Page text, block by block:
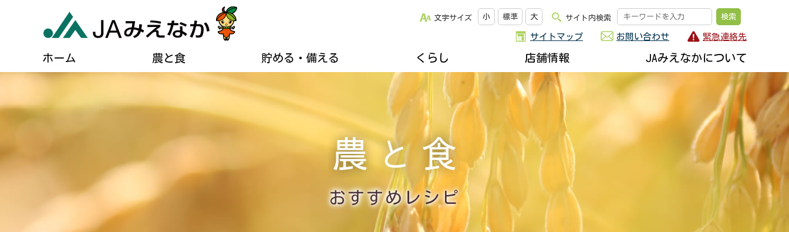
文字サイズ 小 標準 大 サイト内検索
サイトマップ お問い合わせ 緊急連絡先
ホーム
農と食
農業に関するご案内
農産物直売所のご案内
JAみえなかの特産品
楽しく家庭菜園
地域を支える生産者
郷土資料館のご案内
貯める・備える
貯める・借りる（JAバンク） ひと・いえ・くるまの保障（JA共済）
くらし
葬儀に関するご相談
女性組織連絡協議会のご紹介
助け合い組織について
高齢者福祉サービス
キッチンスタジオみちゅらる
年金友の会のご案内
不動産・相続に関すること
各種相談会
移動購買車「幸多ろう号」
店舗情報
JAみえなかについて
JAについて
自己改革について
ディスクロージャー
広報誌
採用情報
組合員になりませんか
関連リンク集
おすすめレシピ